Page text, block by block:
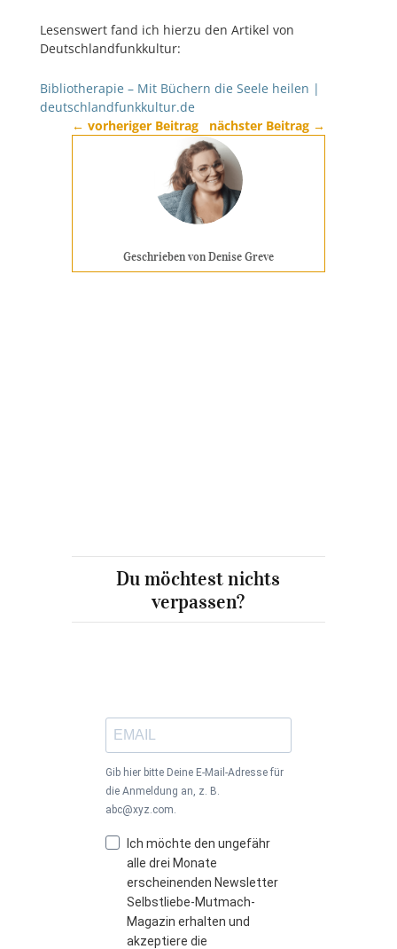
Lesenswert fand ich hierzu den Artikel von
Deutschlandfunkkultur:
Bibliotherapie – Mit Büchern die Seele heilen |
deutschlandfunkkultur.de
← vorheriger Beitrag nächster Beitrag →
Geschrieben von Denise Greve
Du möchtest nichts
verpassen?
Gib hier bitte Deine E-Mail-Adresse für
die Anmeldung an, z. B.
abc@xyz.com.
Ich möchte den ungefähr
alle drei Monate
erscheinenden Newsletter
Selbstliebe-Mutmach-
Magazin erhalten und
akzeptiere die